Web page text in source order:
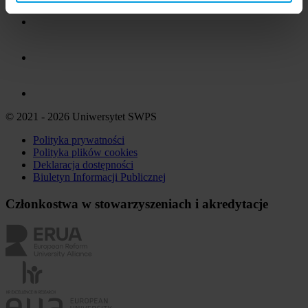
© 2021 - 2026 Uniwersytet SWPS
Polityka prywatności
Polityka plików cookies
Deklaracja dostępności
Biuletyn Informacji Publicznej
Członkostwa w stowarzyszeniach i akredytacje